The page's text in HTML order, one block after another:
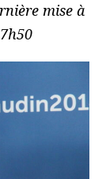
mise à